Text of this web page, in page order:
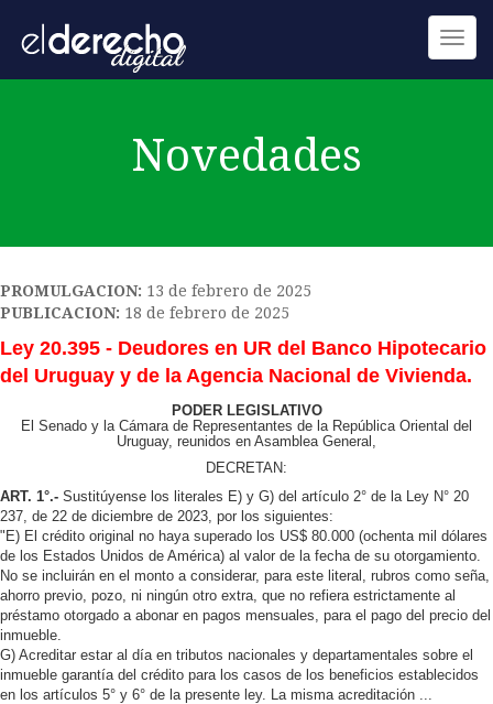
Novedades
PROMULGACION: 13 de febrero de 2025
PUBLICACION: 18 de febrero de 2025
Ley 20.395 - Deudores en UR del Banco Hipotecario
del Uruguay y de la Agencia Nacional de Vivienda.
PODER LEGISLATIVO
El Senado y la Cámara de Representantes de la República Oriental del
Uruguay, reunidos en Asamblea General,
DECRETAN:
ART. 1°.- Sustitúyense los literales E) y G) del artículo 2° de la Ley N° 20
237, de 22 de diciembre de 2023, por los siguientes:
"E) El crédito original no haya superado los US$ 80.000 (ochenta mil dólares
de los Estados Unidos de América) al valor de la fecha de su otorgamiento.
No se incluirán en el monto a considerar, para este literal, rubros como seña,
ahorro previo, pozo, ni ningún otro extra, que no refiera estrictamente al
préstamo otorgado a abonar en pagos mensuales, para el pago del precio del
inmueble.
G) Acreditar estar al día en tributos nacionales y departamentales sobre el
inmueble garantía del crédito para los casos de los beneficios establecidos
en los artículos 5° y 6° de la presente ley. La misma acreditación ...